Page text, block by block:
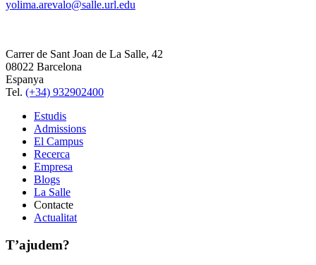
yolima.arevalo@salle.url.edu
Carrer de Sant Joan de La Salle, 42
08022 Barcelona
Espanya
Tel. (+34) 932902400
Estudis
Admissions
El Campus
Recerca
Empresa
Blogs
La Salle
Contacte
Actualitat
T’ajudem?